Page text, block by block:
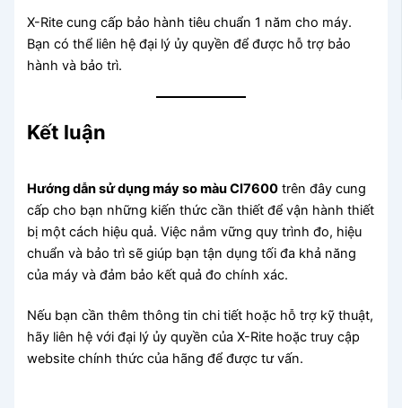
X-Rite cung cấp bảo hành tiêu chuẩn 1 năm cho máy.
Bạn có thể liên hệ đại lý ủy quyền để được hỗ trợ bảo
hành và bảo trì.
Kết luận
Hướng dẫn sử dụng máy so màu CI7600 trên đây cung
cấp cho bạn những kiến thức cần thiết để vận hành thiết
bị một cách hiệu quả. Việc nắm vững quy trình đo, hiệu
chuẩn và bảo trì sẽ giúp bạn tận dụng tối đa khả năng
của máy và đảm bảo kết quả đo chính xác.
Nếu bạn cần thêm thông tin chi tiết hoặc hỗ trợ kỹ thuật,
hãy liên hệ với đại lý ủy quyền của X-Rite hoặc truy cập
website chính thức của hãng để được tư vấn.